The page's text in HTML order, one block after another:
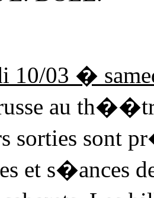
10/03 �
au
sorties sont
et s�ances